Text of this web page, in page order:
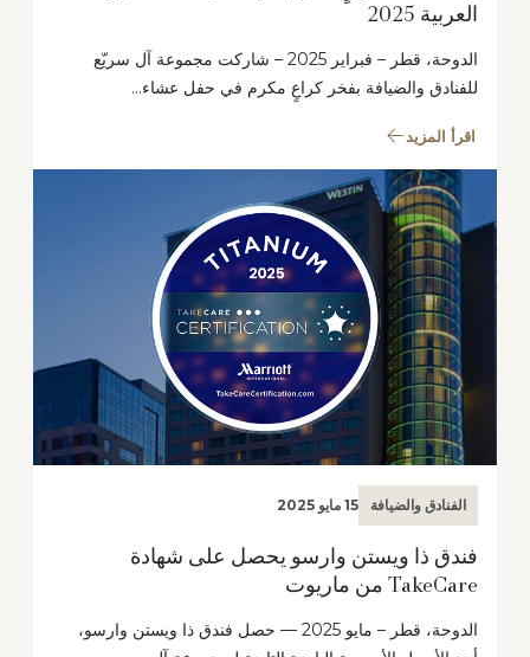
العربية 2025
الدوحة، قطر – فبراير 2025 – شاركت مجموعة آل سريّع
للفنادق والضيافة بفخر كراعٍ مكرم في حفل عشاء…
اقرأ المزيد
الفنادق والضيافة 15 مايو 2025
فندق ذا ويستن وارسو يحصل على شهادة
TakeCare من ماريوت
الدوحة، قطر – مايو 2025 — حصل فندق ذا ويستن وارسو،